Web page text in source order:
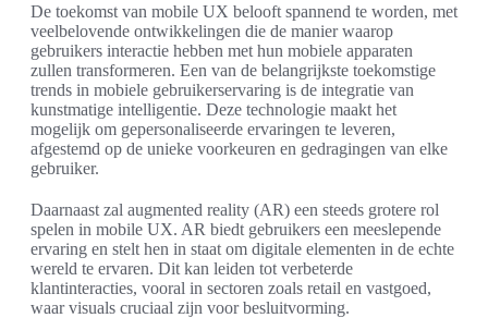
De toekomst van mobile UX belooft spannend te worden, met
veelbelovende ontwikkelingen die de manier waarop
gebruikers interactie hebben met hun mobiele apparaten
zullen transformeren. Een van de belangrijkste toekomstige
trends in mobiele gebruikerservaring is de integratie van
kunstmatige intelligentie. Deze technologie maakt het
mogelijk om gepersonaliseerde ervaringen te leveren,
afgestemd op de unieke voorkeuren en gedragingen van elke
gebruiker.
Daarnaast zal augmented reality (AR) een steeds grotere rol
spelen in mobile UX. AR biedt gebruikers een meeslepende
ervaring en stelt hen in staat om digitale elementen in de echte
wereld te ervaren. Dit kan leiden tot verbeterde
klantinteracties, vooral in sectoren zoals retail en vastgoed,
waar visuals cruciaal zijn voor besluitvorming.